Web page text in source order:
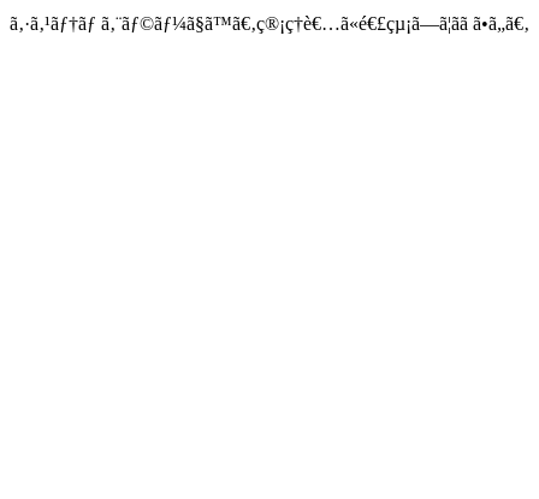
ã‚·ã‚¹ãƒ†ãƒ ã‚¨ãƒ©ãƒ¼ã§ã™ã€‚ç®¡ç†è€…ã«é€£çµ¡ã—ã¦ãã ã•ã„ã€‚